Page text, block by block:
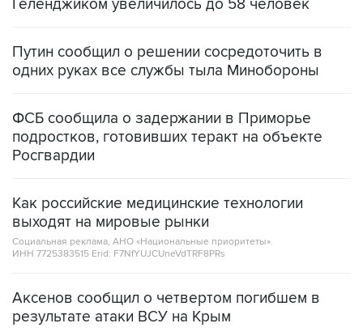
Геленджиком увеличилось до 58 человек
Путин сообщил о решении сосредоточить в
одних руках все службы тыла Минобороны
ФСБ сообщила о задержании в Приморье
подростков, готовивших теракт на объекте
Росгвардии
Как российские медицинские технологии
выходят на мировые рынки
Социальная реклама, АНО «Национальные приоритеты».
ИНН 7725383515 Erid: F7NfYUJCUneVdTRF8PRs
Аксенов сообщил о четвертом погибшем в
результате атаки ВСУ на Крым